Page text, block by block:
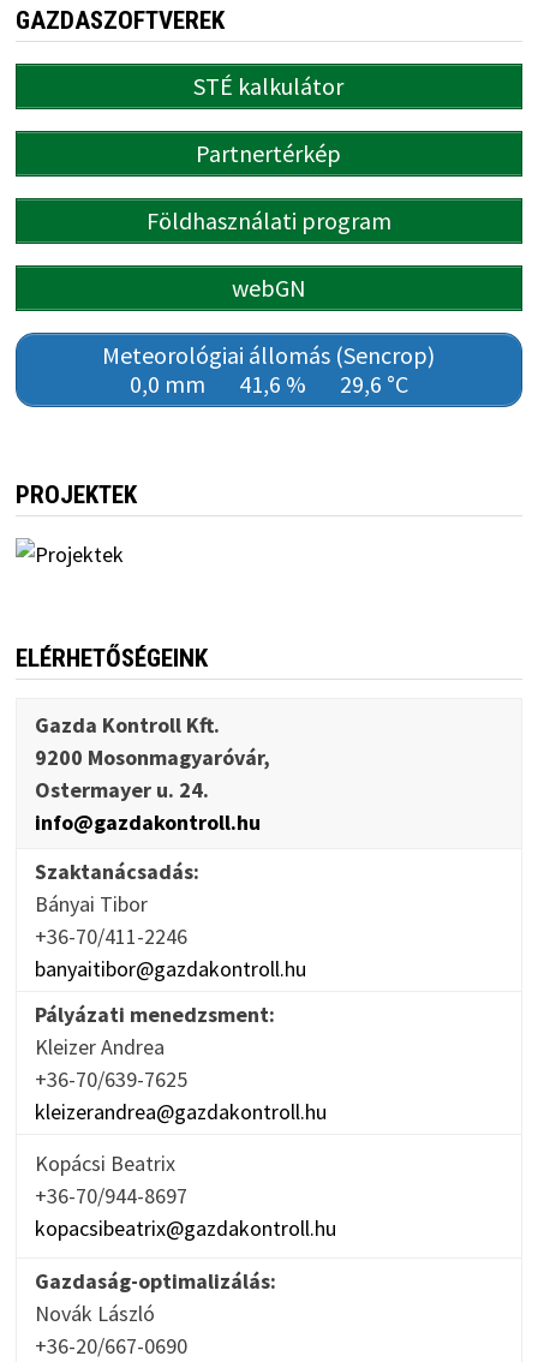
GAZDASZOFTVEREK
STÉ kalkulátor
Partnertérkép
Földhasználati program
webGN
Meteorológiai állomás (Sencrop)
0,0 mm
41,6 % 29,6 °C
PROJEKTEK
ELÉRHETŐSÉGEINK
Gazda Kontroll Kft.
9200 Mosonmagyaróvár,
Ostermayer u. 24.
info@gazdakontroll.hu
Szaktanácsadás:
Bányai Tibor
+36-70/411-2246
banyaitibor@gazdakontroll.hu
Pályázati menedzsment:
Kleizer Andrea
+36-70/639-7625
kleizerandrea@gazdakontroll.hu
Kopácsi Beatrix
+36-70/944-8697
kopacsibeatrix@gazdakontroll.hu
Gazdaság-optimalizálás:
Novák László
+36-20/667-0690